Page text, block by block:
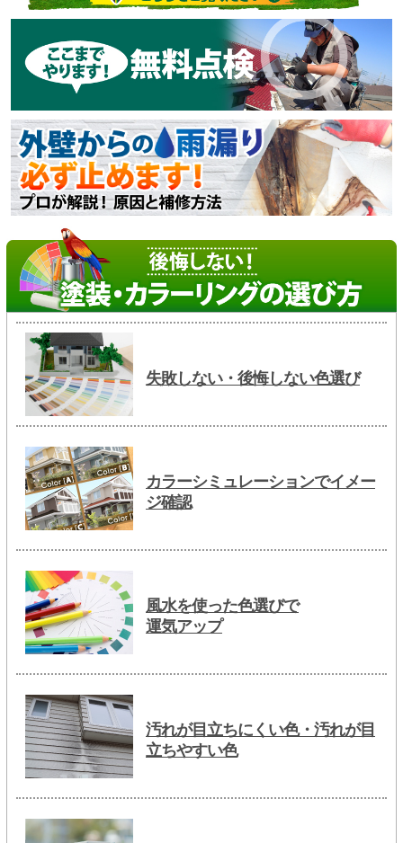
失敗しない・後悔しない色選び
カラーシミュレーションでイメー
ジ確認
風水を使った色選びで
運気アップ
汚れが目立ちにくい色・汚れが目
立ちやすい色